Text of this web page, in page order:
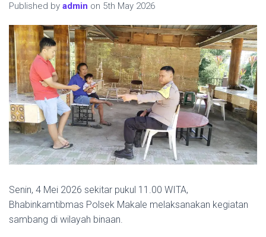
Published by admin on 5th May 2026
Senin, 4 Mei 2026 sekitar pukul 11.00 WITA,
Bhabinkamtibmas Polsek Makale melaksanakan kegiatan
sambang di wilayah binaan.